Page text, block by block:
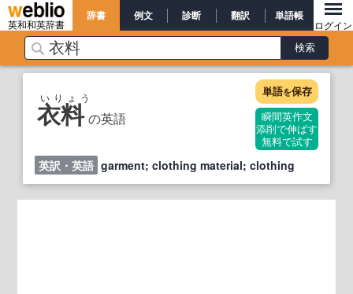
英和和英辞書
辞書 例文 診断 翻訳 単語帳
ログイン
衣料 の英語
いりょう 単語を保存
瞬間英作文
添削で伸ばす
無料で試す
英訳・英語 garment; clothing material; clothing